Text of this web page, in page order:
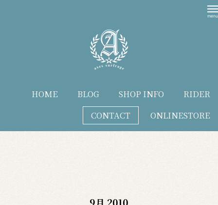
HOME BLOG SHOP INFO
RIDER
CONTACT
ONLINESTORE
9月 2010